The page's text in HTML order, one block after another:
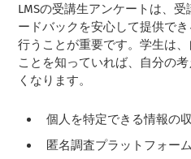
LMSの受講生アンケートは、
ードバックを安心して提供で
行うことが重要です。学生は
ことを知っていれば、自分の
くなります。
個人を特定できる情報の
匿名調査プラットフォー